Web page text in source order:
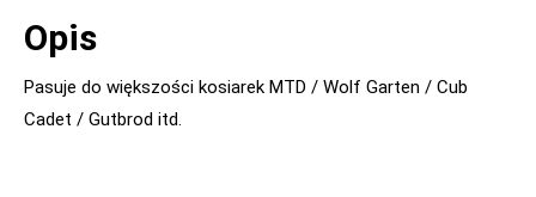
Opis
Pasuje do większości kosiarek MTD / Wolf Garten / Cub
Cadet / Gutbrod itd.